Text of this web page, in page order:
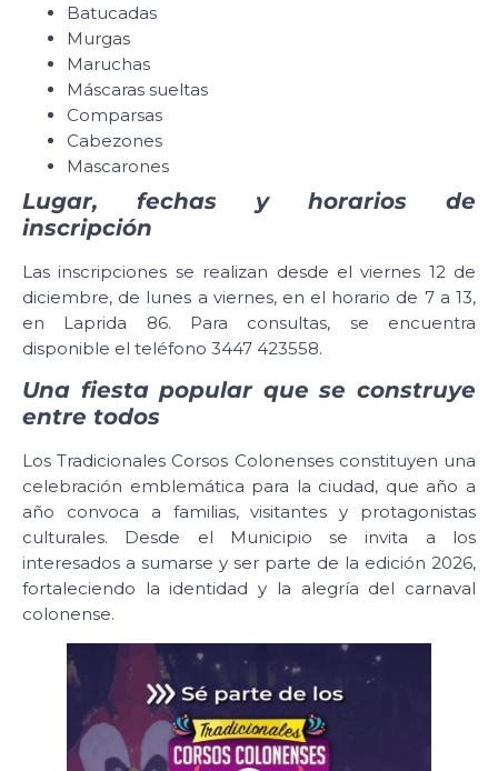
Batucadas
Murgas
Maruchas
Máscaras sueltas
Comparsas
Cabezones
Mascarones
Lugar, fechas y horarios de
inscripción
Las inscripciones se realizan desde el viernes 12 de
diciembre, de lunes a viernes, en el horario de 7 a 13,
en Laprida 86. Para consultas, se encuentra
disponible el teléfono 3447 423558.
Una fiesta popular que se construye
entre todos
Los Tradicionales Corsos Colonenses constituyen una
celebración emblemática para la ciudad, que año a
año convoca a familias, visitantes y protagonistas
culturales. Desde el Municipio se invita a los
interesados a sumarse y ser parte de la edición 2026,
fortaleciendo la identidad y la alegría del carnaval
colonense.